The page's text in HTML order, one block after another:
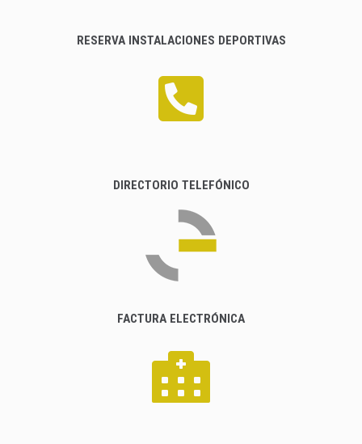
RESERVA INSTALACIONES DEPORTIVAS
DIRECTORIO TELEFÓNICO
FACTURA ELECTRÓNICA